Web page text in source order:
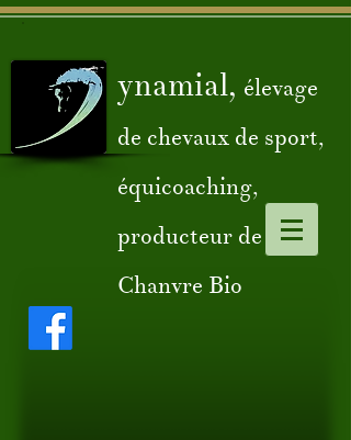
ynamial, élevage
de chevaux de sport,
équicoaching,
producteur de
Chanvre Bio